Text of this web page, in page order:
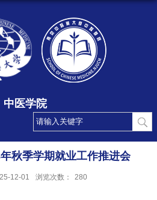
中医学院
秋季学期就业工作推进会
12-01 浏览次数： 280